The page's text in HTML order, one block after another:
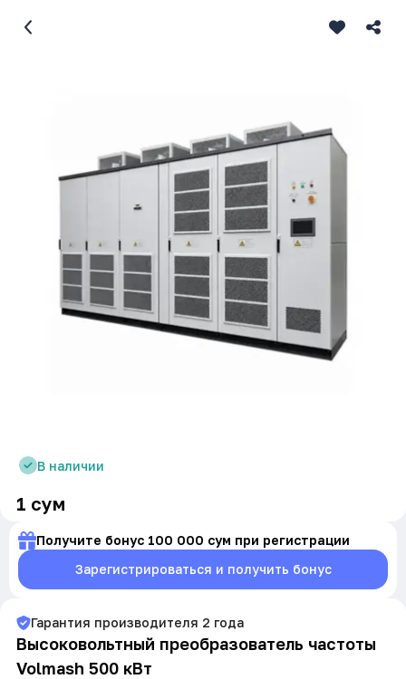
В наличии
1 сум
Получите бонус 100 000 сум при регистрации
Зарегистрироваться и получить бонус
Гарантия производителя 2 года
Высоковольтный преобразователь частоты
Volmash 500 кВт